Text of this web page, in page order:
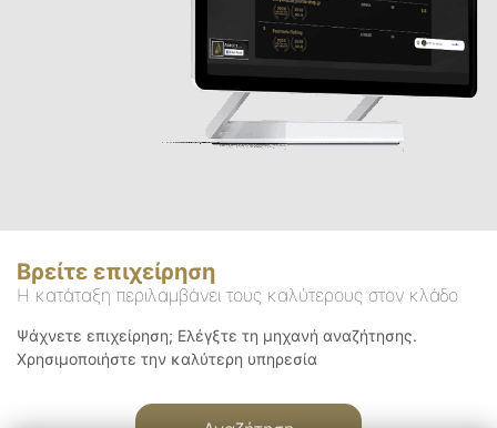
Βρείτε επιχείρηση
Η κατάταξη περιλαμβάνει τους καλύτερους στον κλάδο
Ψάχνετε επιχείρηση; Ελέγξτε τη μηχανή αναζήτησης.
Χρησιμοποιήστε την καλύτερη υπηρεσία